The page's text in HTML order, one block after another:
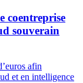
coentreprise
souverain
afin
et en intelligence